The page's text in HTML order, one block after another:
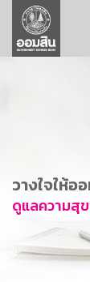
ลูกค้าธุรกิ
ลูกค้าผู้ป
การพัฒ
ข่าวสาร
บริการ
อื่นๆ
วางใจให้อ
ดูแลความสุ